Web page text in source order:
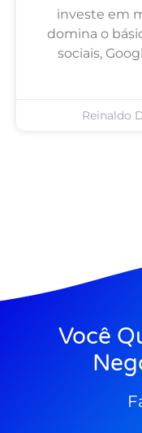
investe em
domina o
sociais,
Reinaldo
Você